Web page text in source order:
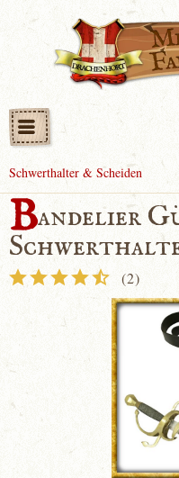
Schwerthalter & Scheiden
Bandelier
(2)